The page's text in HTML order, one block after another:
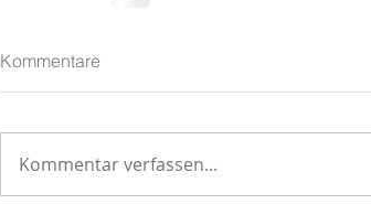
Kommentare
Kommentar verfassen...